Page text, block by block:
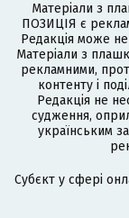
Матеріали з
ПОЗИЦІЯ є
Редакція може не
Матеріали з
рекламними,
контенту і
Редакція не
судження,
українським
Cубєкт у сфері